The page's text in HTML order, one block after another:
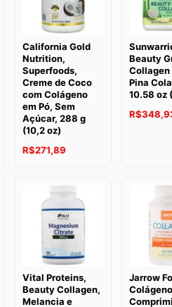
California Gold
Nutrition,
Superfoods,
Creme de Coco
com Colágeno
em Pó, Sem
Açúcar, 288 g
(10,2 oz)
R$271,89
Beauty
Collagen
Pina
10.58 oz
R$
Vital Proteins,
Beauty Collagen,
Melancia e
Jarrow